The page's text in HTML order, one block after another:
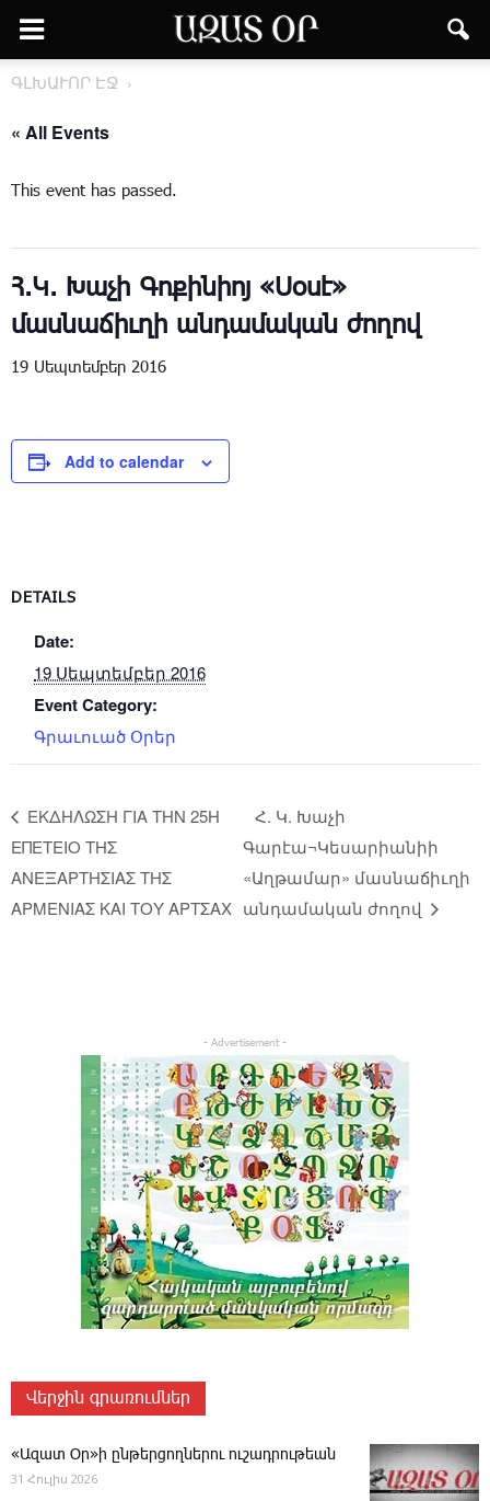
ԳԼԽԱՒՈՐ ԷՋ
« All Events
This event has passed.
Հ.Կ. Խաչի Գոքինիոյ «Սօսէ»
մասնաճիւղի անդամական ժողով
19 Սեպտեմբեր 2016
Add to calendar
DETAILS
Date:
19 Սեպտեմբեր 2016
Event Category:
Գրաւուած Օրեր
ΕΚΔΗΛΩΣΗ ΓΙΑ ΤΗΝ 25Η
ΕΠΕΤΕΙΟ ΤΗΣ
ΑΝΕΞΑΡΤΗΣΙΑΣ ΤΗΣ
ΑΡΜΕΝΙΑΣ ΚΑΙ ΤΟΥ ΑΡΤΣΑΧ
Հ. Կ. Խաչի
Գարէա¬Կեսարիանիի
«Աղթամար» մասնաճիւղի
անդամական ժողով
- Advertisement -
Վերջին գրառումներ
«Ազատ Օր»ի ընթերցողներու ուշադրութեան
31 Հուլիս 2026